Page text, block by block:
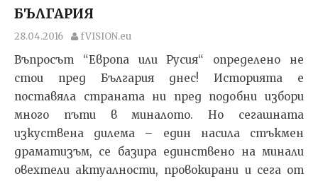
БЪЛГАРИЯ
28.04.2016 fVISION.eu
Въпросът “Европа или Русия“ определено не
стои пред България днес! Историята е
поставяла страната ни пред подобни избори
много пъти в миналото. Но сегашната
изкуствена дилема – един насила стъкмен
драматизъм, се базира единствено на минали
овехтели актуалности, провокирани и сега от